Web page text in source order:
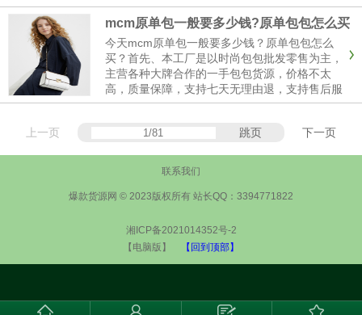
如今时尚复古做旧包包的最大特色，风格由英伦
学院风到韩式简约，不变的是疯马皮的面料与及
复古的设计。，接下来下面了解......
mcm原单包一般要多少钱?原单包包怎么买
今天mcm原单包一般要多少钱？原单包包怎么
买？首先、本工厂是以时尚包包批发零售为主，
主营各种大牌合作的一手包包货源，价格不太
高，质量保障，支持七天无理由退，支持售后服
务。如今包包原型是真皮材质的包型，都统一换
的风格与气质。帆布的可塑很的还......
上一页 跳页 下一页
联系我们
爆款货源网 © 2023版权所有 站长QQ：3394771822
湘ICP备2021014352号-2
【电脑版】
【回到顶部】